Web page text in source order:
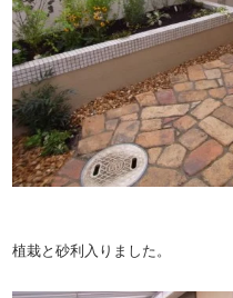
植栽と砂利入りました。